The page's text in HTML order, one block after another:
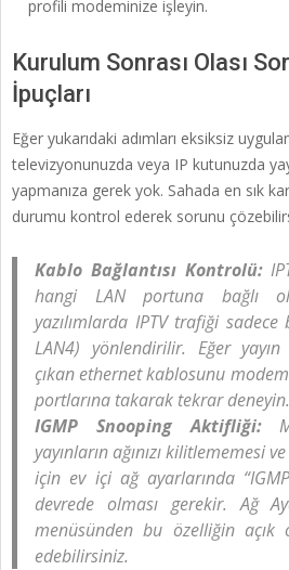
profili modeminize işleyin.
Kurulum Sonrası Olası
İpuçları
Eğer yukarıdaki adımları eksiksiz
televizyonunuzda veya IP kutunuzda
yapmanıza gerek yok. Sahada en sık
durumu kontrol ederek sorunu
Kablo Bağlantısı Kontrolü:
hangi LAN portuna bağlı
yazılımlarda IPTV trafiği
LAN4) yönlendirilir. Eğer yayın
çıkan ethernet kablosunu
portlarına takarak tekrar deneyin.
IGMP Snooping Aktifliği:
yayınların ağınızı kilitlememesi
için ev içi ağ ayarlarında
devrede olması gerekir. Ağ
menüsünden bu özelliğin açık
edebilirsiniz.